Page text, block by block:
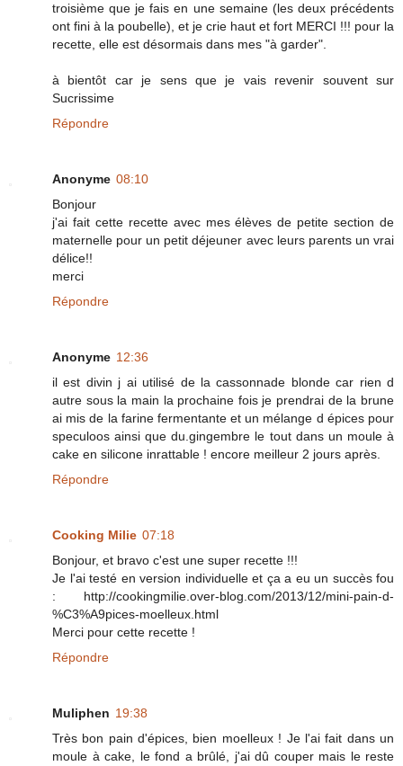
troisième que je fais en une semaine (les deux précédents
ont fini à la poubelle), et je crie haut et fort MERCI !!! pour la
recette, elle est désormais dans mes "à garder".
à bientôt car je sens que je vais revenir souvent sur
Sucrissime
Répondre
Anonyme 08:10
Bonjour
j'ai fait cette recette avec mes élèves de petite section de
maternelle pour un petit déjeuner avec leurs parents un vrai
délice!!
merci
Répondre
Anonyme 12:36
il est divin j ai utilisé de la cassonnade blonde car rien d
autre sous la main la prochaine fois je prendrai de la brune
ai mis de la farine fermentante et un mélange d épices pour
speculoos ainsi que du.gingembre le tout dans un moule à
cake en silicone inrattable ! encore meilleur 2 jours après.
Répondre
Cooking Milie 07:18
Bonjour, et bravo c'est une super recette !!!
Je l'ai testé en version individuelle et ça a eu un succès fou
: http://cookingmilie.over-blog.com/2013/12/mini-pain-d-
%C3%A9pices-moelleux.html
Merci pour cette recette !
Répondre
Muliphen 19:38
Très bon pain d'épices, bien moelleux ! Je l'ai fait dans un
moule à cake, le fond a brûlé, j'ai dû couper mais le reste